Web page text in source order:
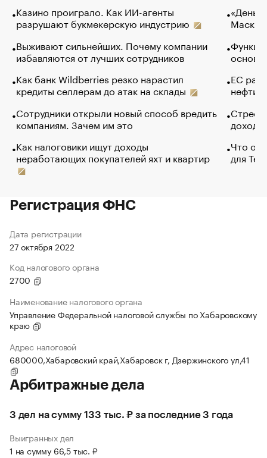
Казино проиграло. Как ИИ-агенты
разрушают букмекерскую индустрию
Выживают сильнейших. Почему компании
избавляются от лучших сотрудников
Как банк Wildberries резко нарастил
кредиты селлерам до атак на склады
Сотрудники открыли новый способ вредить
компаниям. Зачем им это
Как налоговики ищут доходы
неработающих покупателей яхт и квартир
Маск в
основ
ЕС
нефти
Что
для
Регистрация ФНС
Дата регистрации
27 октября 2022
Код налогового органа
2700
Наименование налогового органа
Управление Федеральной налоговой службы по Хабаровскому
краю
Адрес налоговой
680000,Хабаровский край,Хабаровск г, Дзержинского ул,41
Арбитражные дела
3 дел на сумму 133 тыс. ₽ за последние 3 года
Выигранных дел
1 на сумму 66,5 тыс. ₽